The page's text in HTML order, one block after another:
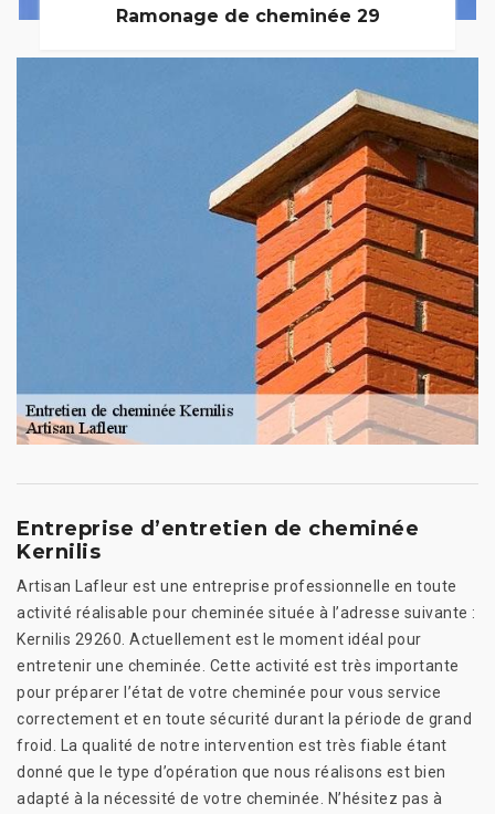
Ramonage de cheminée 29
Entreprise d’entretien de cheminée
Kernilis
Artisan Lafleur est une entreprise professionnelle en toute
activité réalisable pour cheminée située à l’adresse suivante :
Kernilis 29260. Actuellement est le moment idéal pour
entretenir une cheminée. Cette activité est très importante
pour préparer l’état de votre cheminée pour vous service
correctement et en toute sécurité durant la période de grand
froid. La qualité de notre intervention est très fiable étant
donné que le type d’opération que nous réalisons est bien
adapté à la nécessité de votre cheminée. N’hésitez pas à